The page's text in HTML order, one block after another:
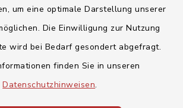
um eine optimale Darstellung unserer
Die Einwilligung zur Nutzung
wird bei Bedarf gesondert abgefragt.
finden Sie in unseren
Datenschutzhinweisen.
Datenschutz
Impressum
Sitemap
Einstellungen